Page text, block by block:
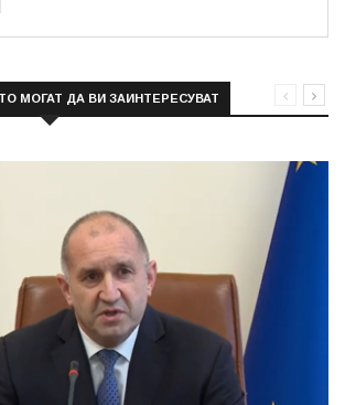
МОГАТ ДА ВИ ЗАИНТЕРЕСУВАТ